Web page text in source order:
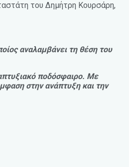
του Δημήτρη Κουρσάρη,
αναλαμβάνει τη θέση του
ποδόσφαιρο. Με
στην ανάπτυξη και την